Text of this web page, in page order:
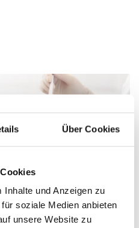
Über Cookies
und Anzeigen zu
soziale Medien anbieten
unsere Website zu